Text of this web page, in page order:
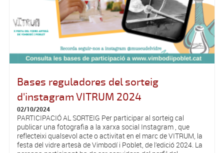
Bases reguladores del sorteig
d'instagram VITRUM 2024
02/10/2024
PARTICIPACIÓ AL SORTEIG Per participar al sorteig cal
publicar una fotografia a la xarxa social Instagram , que
reflecteixi qualsevol acte o activitat en el marc de VITRUM, la
festa del vidre artesà de Vimbodí i Poblet, de l’edició 2024. La